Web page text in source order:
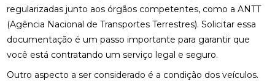
regularizadas junto aos órgãos competentes, como a ANTT
(Agência Nacional de Transportes Terrestres). Solicitar essa
documentação é um passo importante para garantir que
você está contratando um serviço legal e seguro.
Outro aspecto a ser considerado é a condição dos veículos.